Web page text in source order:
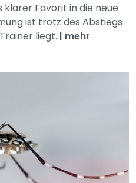
klarer Favorit in die neue
ist trotz des Abstiegs
liegt. | mehr